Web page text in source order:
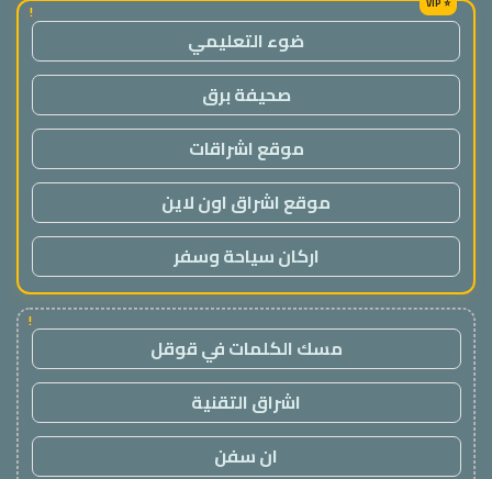
!
ضوء التعليمي
صحيفة برق
موقع اشراقات
موقع اشراق اون لاين
اركان سياحة وسفر
!
مسك الكلمات في قوقل
اشراق التقنية
ان سفن